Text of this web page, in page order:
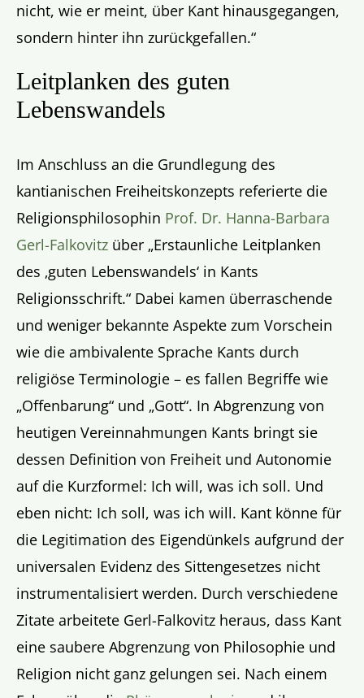
nicht, wie er meint, über Kant hinausgegangen,
sondern hinter ihn zurückgefallen.“
Leitplanken des guten
Lebenswandels
Im Anschluss an die Grundlegung des
kantianischen Freiheitskonzepts referierte die
Religionsphilosophin Prof. Dr. Hanna-Barbara
Gerl-Falkovitz über „Erstaunliche Leitplanken
des ‚guten Lebenswandels‘ in Kants
Religionsschrift.“ Dabei kamen überraschende
und weniger bekannte Aspekte zum Vorschein
wie die ambivalente Sprache Kants durch
religiöse Terminologie – es fallen Begriffe wie
„Offenbarung“ und „Gott“. In Abgrenzung von
heutigen Vereinnahmungen Kants bringt sie
dessen Definition von Freiheit und Autonomie
auf die Kurzformel: Ich will, was ich soll. Und
eben nicht: Ich soll, was ich will. Kant könne für
die Legitimation des Eigendünkels aufgrund der
universalen Evidenz des Sittengesetzes nicht
instrumentalisiert werden. Durch verschiedene
Zitate arbeitete Gerl-Falkovitz heraus, dass Kant
eine saubere Abgrenzung von Philosophie und
Religion nicht ganz gelungen sei. Nach einem